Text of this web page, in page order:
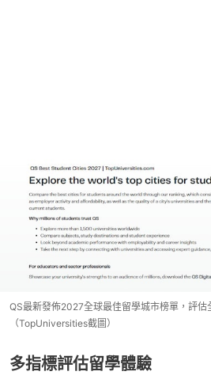
QS最新發佈2027全球最佳留學城市榜單，評估
（TopUniversities截圖）
多指標評估留學體驗